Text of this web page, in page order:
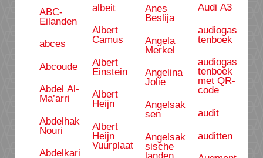
ABC-
Eilanden
abces
Abcoude
Abdel Al-
Ma’arri
Abdelhak
Nouri
Abdelkari
albeit
Albert
Camus
Albert
Einstein
Albert
Heijn
Albert
Heijn
Vuurplaat
Anes
Beslija
Angela
Merkel
Angelina
Jolie
Angelsak
sen
Angelsak
sische
landen
Audi A3
audiogas
tenboek
audiogas
tenboek
met QR-
code
audit
auditten